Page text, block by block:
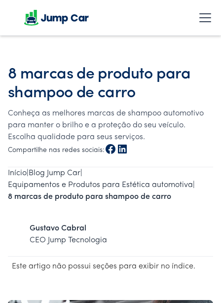
8 marcas de produto para
shampoo de carro
Conheça as melhores marcas de shampoo automotivo
para manter o brilho e a proteção do seu veículo.
Escolha qualidade para seus serviços.
Compartilhe nas redes sociais:
Início Blog Jump Car
Equipamentos e Produtos para Estética automotiva
8 marcas de produto para shampoo de carro
Gustavo Cabral
CEO Jump Tecnologia
Este artigo não possui seções para exibir no índice.